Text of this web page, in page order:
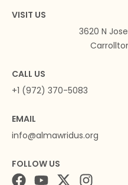
VISIT US
3620 N
CALL US
+1 (972) 370-5083
EMAIL
info@almawridus.org
FOLLOW US